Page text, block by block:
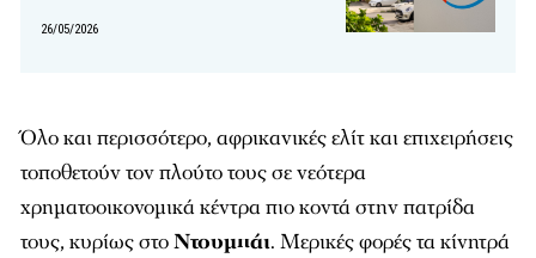
26/05/2026
Όλο και περισσότερο, αφρικανικές ελίτ και επιχειρήσεις
τοποθετούν τον πλούτο τους σε νεότερα
χρηματοοικονομικά κέντρα πιο κοντά στην πατρίδα
τους, κυρίως στοΝτουμπάι. Μερικές φορές τα κίνητρά